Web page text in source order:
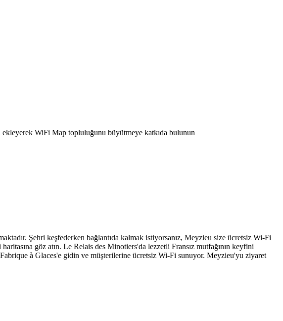
WiFi Map topluluğunu büyütmeye katkıda bulunun
Şehri keşfederken bağlantıda kalmak istiyorsanız, Meyzieu size ücretsiz Wi-Fi
göz atın. Le Relais des Minotiers'da lezzetli Fransız mutfağının keyfini
à Glaces'e gidin ve müşterilerine ücretsiz Wi-Fi sunuyor. Meyzieu'yu ziyaret